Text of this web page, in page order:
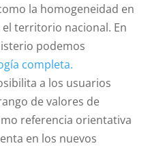
la homogeneidad en
territorio nacional. En
podemos
completa.
a los usuarios
de valores de
referencia orientativa
en los nuevos